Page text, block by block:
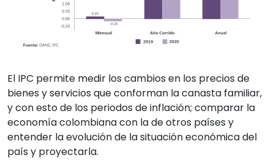
El IPC permite medir los cambios en los precios de
bienes y servicios que conforman la canasta familiar,
y con esto de los periodos de inflación; comparar la
economía colombiana con la de otros países y
entender la evolución de la situación económica del
país y proyectarla.